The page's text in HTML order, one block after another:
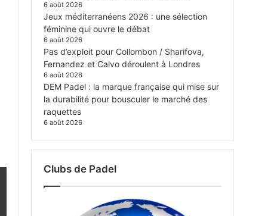
6 août 2026
Jeux méditerranéens 2026 : une sélection
féminine qui ouvre le débat
6 août 2026
Pas d’exploit pour Collombon / Sharifova,
Fernandez et Calvo déroulent à Londres
6 août 2026
DEM Padel : la marque française qui mise sur
la durabilité pour bousculer le marché des
raquettes
6 août 2026
Clubs de Padel